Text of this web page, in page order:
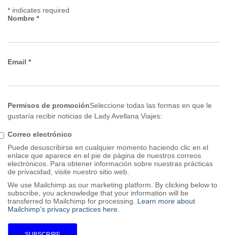
* indicates required
Nombre *
Email *
Permisos de promociónSeleccione todas las formas en que le
gustaría recibir noticias de Lady Avellana Viajes:
Correo electrónico
Puede desuscribirse en cualquier momento haciendo clic en el
enlace que aparece en el pie de página de nuestros correos
electrónicos. Para obtener información sobre nuestras prácticas
de privacidad, visite nuestro sitio web.
We use Mailchimp as our marketing platform. By clicking below to
subscribe, you acknowledge that your information will be
transferred to Mailchimp for processing. Learn more about
Mailchimp’s privacy practices here.